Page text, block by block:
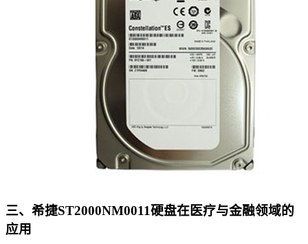
三、希捷ST2000NM0011硬盘在医疗与金融领域的
应用